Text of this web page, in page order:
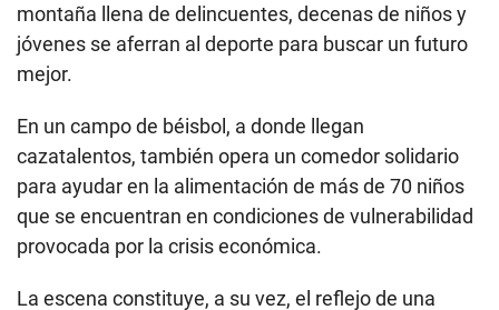
montaña llena de delincuentes, decenas de niños y
jóvenes se aferran al deporte para buscar un futuro
mejor.
En un campo de béisbol, a donde llegan
cazatalentos, también opera un comedor solidario
para ayudar en la alimentación de más de 70 niños
que se encuentran en condiciones de vulnerabilidad
provocada por la crisis económica.
La escena constituye, a su vez, el reflejo de una